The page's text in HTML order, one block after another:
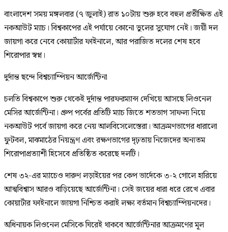
বাংলাদেশ সময় মঙ্গলবার (৭ জুলাই) রাত ১০টায় শুরু হবে বহুল প্রতীক্ষিত এই
নকআউট ম্যাচ। বিশ্বকাপের এই পর্যায়ে কোনো ভুলের সুযোগ নেই। জয়ী দল
জায়গা করে নেবে কোয়ার্টার ফাইনালে, আর পরাজিত দলের শেষ হবে
শিরোপার স্বপ্ন।
দুর্দান্ত ছন্দে বিশ্বচ্যাম্পিয়ন আর্জেন্টিনা
চলতি বিশ্বকাপে শুরু থেকেই দুর্দান্ত পারফরম্যান্স দেখিয়ে আসছে লিওনেল
মেসির আর্জেন্টিনা। গ্রুপ পর্বের প্রতিটি ম্যাচ জিতে শতভাগ সাফল্য নিয়ে
নকআউট পর্বে জায়গা করে নেয় আলবিসেলেস্তেরা। আক্রমণভাগের ধারালো
ফুটবল, মাঝমাঠের নিয়ন্ত্রণ এবং রক্ষণভাগের দৃঢ়তায় নিজেদের অন্যতম
শিরোপাপ্রত্যাশী হিসেবে প্রতিষ্ঠিত করেছে দলটি।
শেষ ৩২-এর ম্যাচেও দারুণ লড়াইয়ের পর কেপ ভার্দেকে ৩-২ গোলে হারিয়ে
আত্মবিশ্বাস আরও বাড়িয়েছে আর্জেন্টিনা। সেই জয়ের ধারা ধরে রেখে এবার
কোয়ার্টার ফাইনালে জায়গা নিশ্চিত করাই লক্ষ্য বর্তমান বিশ্বচ্যাম্পিয়নদের।
অধিনায়ক লিওনেল মেসিকে ঘিরেই থাকবে আর্জেন্টিনার আক্রমণের মূল